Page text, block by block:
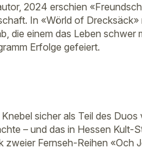
2024 erschien
In «Wörld of
die einem das Leben
Erfolge gefeiert.
sicher als Teil des
– und das in Hessen
zweier Fernseh-Reihen